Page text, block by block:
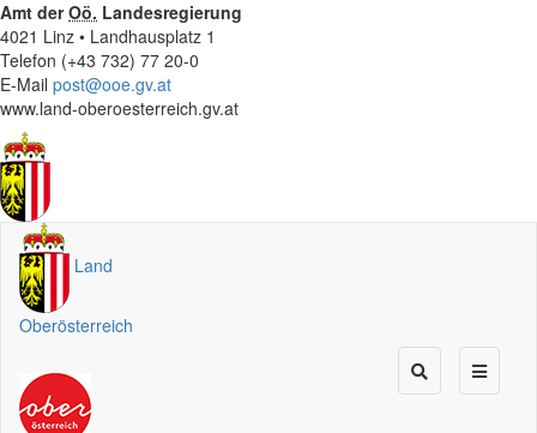
Amt derOö. Landesregierung
4021 Linz • Landhausplatz 1
Telefon (+43 732) 77 20-0
E-Mail post@ooe.gv.at
www.land-oberoesterreich.gv.at
Land
Oberösterreich